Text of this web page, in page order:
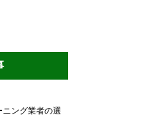
ニング業者の選